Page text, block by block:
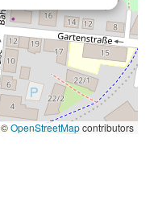
©OpenStreetMapcontributors